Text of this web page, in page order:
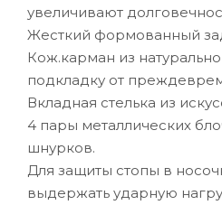
увеличивают
Жесткий формованный
Кож.карман из
подкладку от
Вкладная стелька из
4 пары металлических
шнурков.
Для защиты стопы в
выдержать ударную